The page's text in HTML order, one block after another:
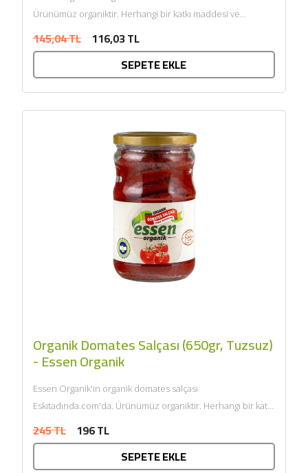
Ürünümüz organiktir. Herhangi bir katkı maddesi ve
ECOCERT tarafından sertifikalandı......
145,04 TL 116,03 TL
SEPETE EKLE
Organik Domates Salçası (650gr, Tuzsuz)
- Essen Organik
Essen Organik'in organik domates salçası
Eskitadında.com'da. Ürünümüz organiktir. Herhangi bir katkı
onaylıdır. ECOCERT...
245 TL 196 TL
SEPETE EKLE